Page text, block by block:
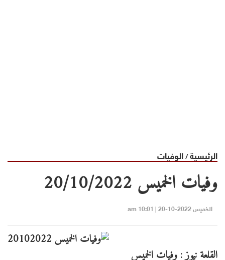
الرئيسية/الوفيات
وفيات الخميس 20/10/2022
الخميس 2022-10-20 | 10:01 am
القلعة نيوز : وفيات الخميس